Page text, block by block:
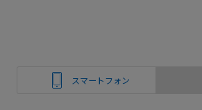
スマートフォン